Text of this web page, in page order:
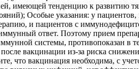
имеющей тенденцию к развитию
Особые указания: у
и пациентов с
ответ. Поэтому прием
системы, противопоказан в
вакцинации из-за риска
что вакцинация необходима, с